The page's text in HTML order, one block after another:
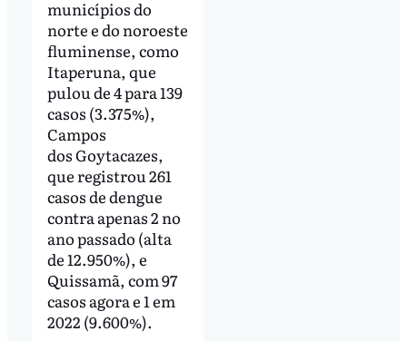
municípios do
norte e do noroeste
fluminense, como
Itaperuna, que
pulou de 4 para 139
casos (3.375%),
Campos
dos Goytacazes,
que registrou 261
casos de dengue
contra apenas 2 no
ano passado (alta
de 12.950%), e
Quissamã, com 97
casos agora e 1 em
2022 (9.600%).